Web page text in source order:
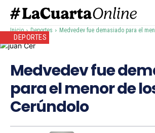
Inicio Deportes Medvedev fue demasiado para el
DEPORTES
Medvedev fue
para el menor de
Cerúndolo